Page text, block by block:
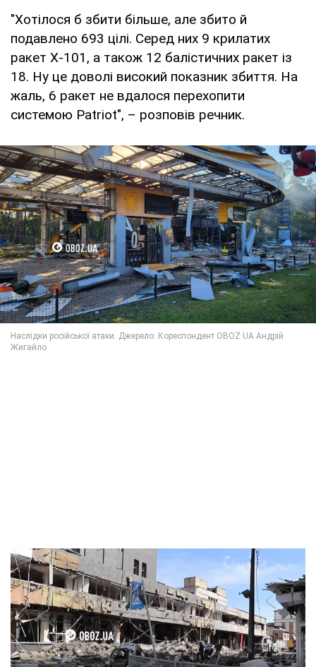
"Хотілося б збити більше, але збито й
подавлено 693 цілі. Серед них 9 крилатих
ракет Х-101, а також 12 балістичних ракет із
18. Ну це доволі високий показник збиття. На
жаль, 6 ракет не вдалося перехопити
системою Patriot", – розповів речник.